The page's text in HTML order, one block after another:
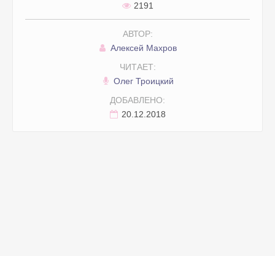
2191
АВТОР:
Алексей Махров
ЧИТАЕТ:
Олег Троицкий
ДОБАВЛЕНО:
20.12.2018